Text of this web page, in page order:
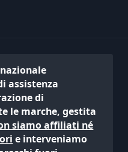
assistenza
di
le marche, gestita
siamo affiliati né
e interveniamo